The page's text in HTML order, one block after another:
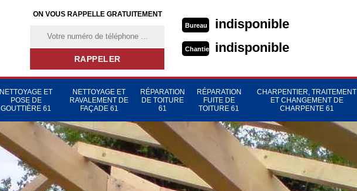
ON VOUS RAPPELLE GRATUITEMENT
Bureau indisponible
Chantier indisponible
NETTOYAGE ET
POSE DE
GOUTTIÈRE 61
NETTOYAGE ET
RAVALEMENT DE
FAÇADE 61
RÉPARATION
DE TOITURE
61
RÉPARATION
FUITE DE
TOITURE 61
CHARPENTIER, TRAITEMENT
ET CHANGEMENT DE
CHARPENTE 61